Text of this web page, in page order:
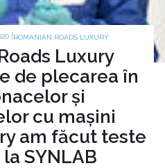
| ROMANIAN ROADS LUXURY
Luxury
de plecarea în
și
cu mașini
am făcut teste
SYNLAB